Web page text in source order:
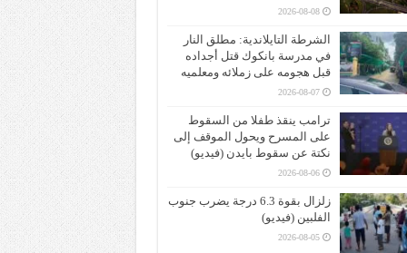
2026-08-08
الشرطة التايلاندية: مطلق النار
في مدرسة بانكوك قتل أجداده
قبل هجومه على زملائه ومعلميه
2026-08-07
ترامب ينقذ طفلا من السقوط
على المسرح ويحول الموقف إلى
نكتة عن سقوط بايدن (فيديو)
2026-08-06
زلزال بقوة 6.3 درجة يضرب جنوب
الفلبين (فيديو)
2026-08-05